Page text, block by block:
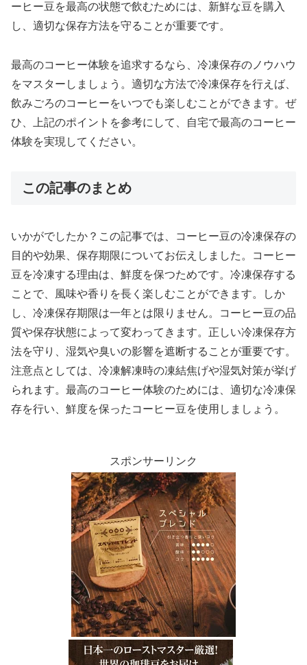
ーヒー豆を最高の状態で飲むためには、新鮮な豆を購入
し、適切な保存方法を守ることが重要です。
最高のコーヒー体験を追求するなら、冷凍保存のノウハウ
をマスターしましょう。適切な方法で冷凍保存を行えば、
飲みごろのコーヒーをいつでも楽しむことができます。ぜ
ひ、上記のポイントを参考にして、自宅で最高のコーヒー
体験を実現してください。
この記事のまとめ
いかがでしたか？この記事では、コーヒー豆の冷凍保存の
目的や効果、保存期限についてお伝えしました。コーヒー
豆を冷凍する理由は、鮮度を保つためです。冷凍保存する
ことで、風味や香りを長く楽しむことができます。しか
し、冷凍保存期限は一年とは限りません。コーヒー豆の品
質や保存状態によって変わってきます。正しい冷凍保存方
法を守り、湿気や臭いの影響を遮断することが重要です。
注意点としては、冷凍解凍時の凍結焦げや湿気対策が挙げ
られます。最高のコーヒー体験のためには、適切な冷凍保
存を行い、鮮度を保ったコーヒー豆を使用しましょう。
スポンサーリンク